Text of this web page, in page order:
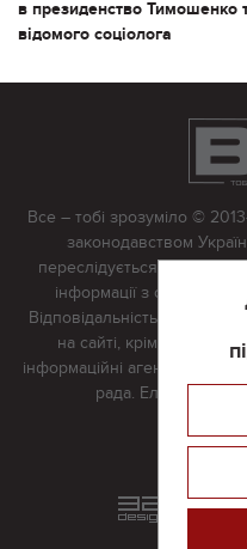
в президенство Тимошенко
відомого соціолога
Все – тобі зрозуміло ©
законодавством
переслідується в
інформації з сайту
Відповідальність за
на сайті, крім
інформаційні агентства або
рада. Електронна